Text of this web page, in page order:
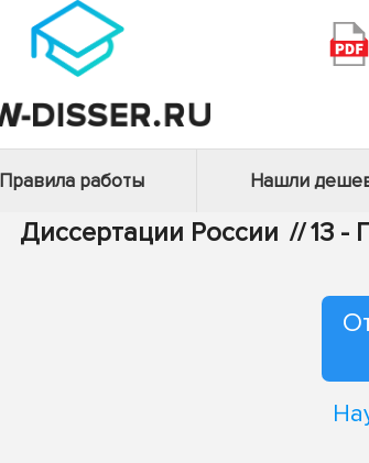
Правила работы Нашли
Диссертации России //13 -